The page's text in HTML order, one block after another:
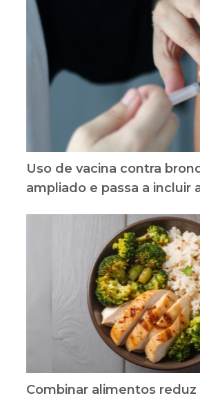
Uso de vacina contra
ampliado e passa a incluir
Combinar alimentos